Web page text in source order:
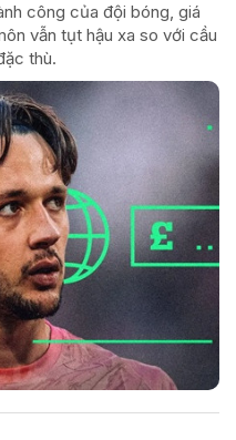
công của đội bóng, giá
vẫn tụt hậu xa so với cầu
thù.